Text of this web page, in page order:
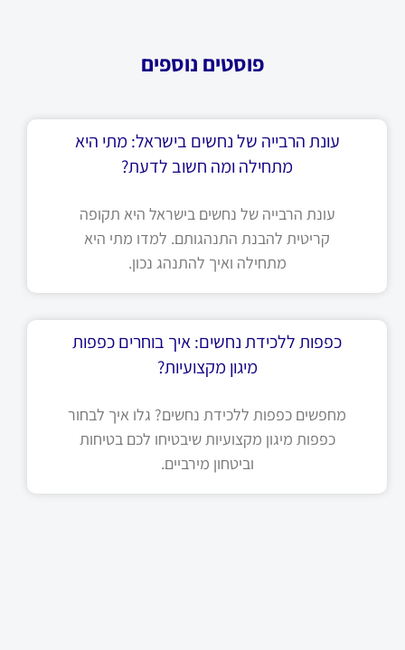
פוסטים נוספים
עונת הרבייה של נחשים בישראל: מתי היא
מתחילה ומה חשוב לדעת?
עונת הרבייה של נחשים בישראל היא תקופה
קריטית להבנת התנהגותם. למדו מתי היא
מתחילה ואיך להתנהג נכון.
כפפות ללכידת נחשים: איך בוחרים כפפות
מיגון מקצועיות?
מחפשים כפפות ללכידת נחשים? גלו איך לבחור
כפפות מיגון מקצועיות שיבטיחו לכם בטיחות
וביטחון מירביים.